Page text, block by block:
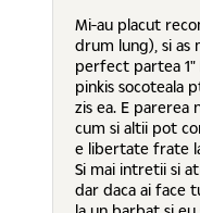
Mi-au placut
drum lung), si as
perfect partea 1"
pinkis socoteala
zis ea. E parerea
cum si altii pot
e libertate frate
Si mai intretii si
dar daca ai face